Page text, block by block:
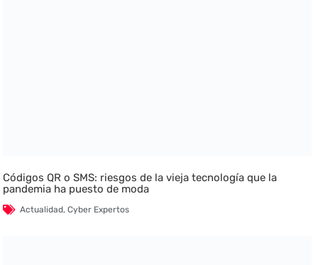
Códigos QR o SMS: riesgos de la vieja tecnología que la
pandemia ha puesto de moda
Actualidad,Cyber Expertos